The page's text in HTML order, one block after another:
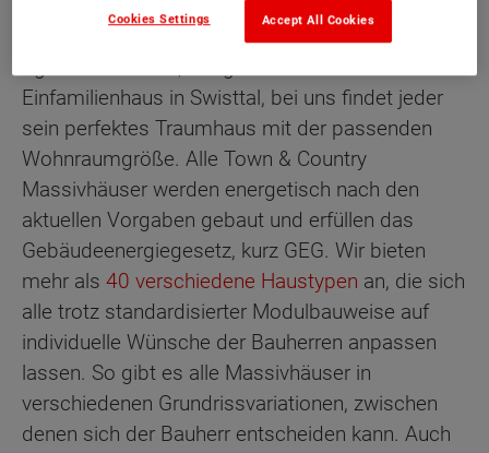
Einfamilienhaus in Swisttal, bei uns findet jeder
sein perfektes Traumhaus mit der passenden
Wohnraumgröße. Alle Town & Country
Massivhäuser werden energetisch nach den
aktuellen Vorgaben gebaut und erfüllen das
Gebäudeenergiegesetz, kurz GEG. Wir bieten
mehr als 40 verschiedene Haustypen an, die sich
alle trotz standardisierter Modulbauweise auf
individuelle Wünsche der Bauherren anpassen
lassen. So gibt es alle Massivhäuser in
verschiedenen Grundrissvariationen, zwischen
denen sich der Bauherr entscheiden kann. Auch
Accept All Cookies
Cookies Settings